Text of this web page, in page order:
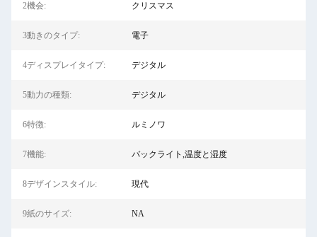
2機会: クリスマス
3動きのタイプ: 電子
4ディスプレイタイプ: デジタル
5動力の種類: デジタル
6特徴: ルミノワ
7機能: バックライト,温度と湿度
8デザインスタイル: 現代
9紙のサイズ: NA